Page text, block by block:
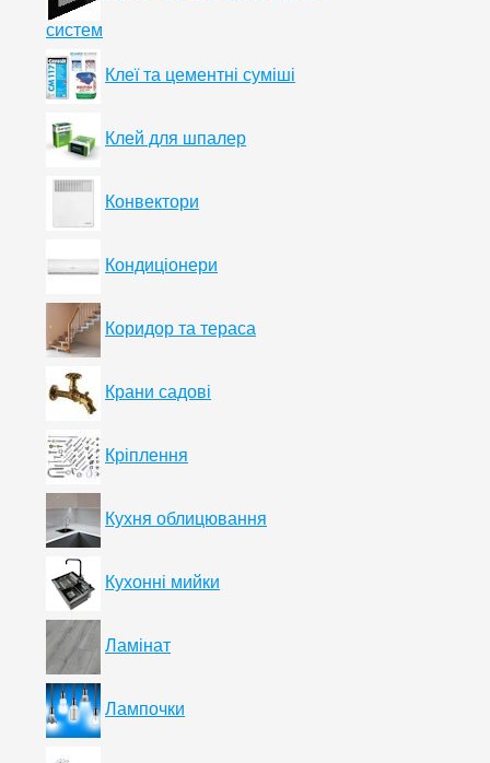
систем
Клеї та цементні суміші
Клей для шпалер
Конвектори
Кондиціонери
Коридор та тераса
Крани садові
Кріплення
Кухня облицювання
Кухонні мийки
Ламінат
Лампочки